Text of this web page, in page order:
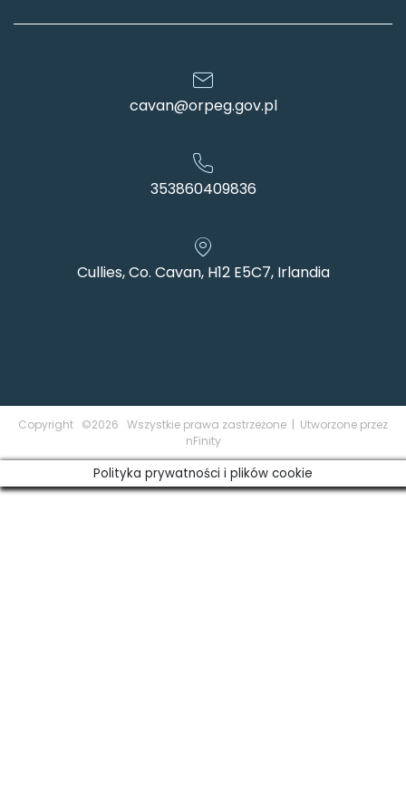
cavan@orpeg.gov.pl
353860409836
Cullies, Co. Cavan, H12 E5C7, Irlandia
Copyright ©2026 Wszystkie prawa zastrzeżone | Utworzone przez
nFinity
Polityka prywatności i plików cookie